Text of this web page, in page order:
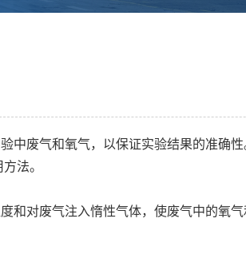
中废气和氧气，以保证实验结果的准确
法。
和对废气注入惰性气体，使废气中的氧